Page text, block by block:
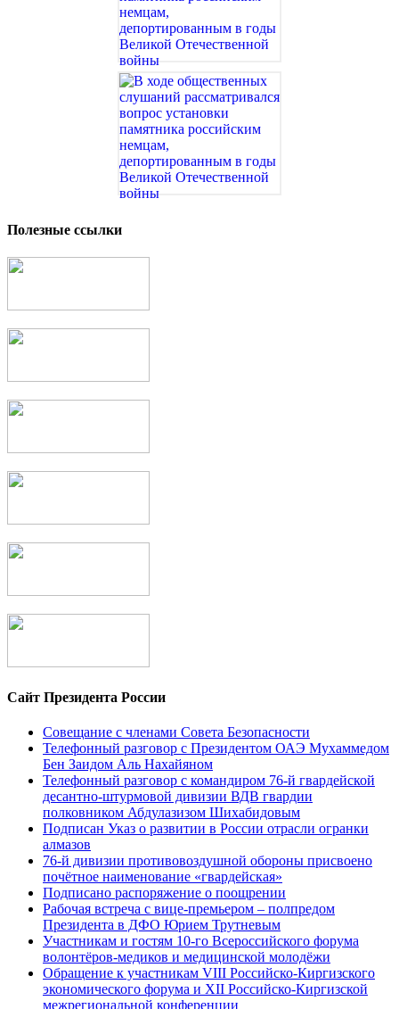
Полезные ссылки
Сайт Президента России
Совещание с членами Совета Безопасности
Телефонный разговор с Президентом ОАЭ Мухаммедом
Бен Заидом Аль Нахайяном
Телефонный разговор с командиром 76-й гвардейской
десантно-штурмовой дивизии ВДВ гвардии
полковником Абдулазизом Шихабидовым
Подписан Указ о развитии в России отрасли огранки
алмазов
76-й дивизии противовоздушной обороны присвоено
почётное наименование «гвардейская»
Подписано распоряжение о поощрении
Рабочая встреча с вице-премьером – полпредом
Президента в ДФО Юрием Трутневым
Участникам и гостям 10-го Всероссийского форума
волонтёров-медиков и медицинской молодёжи
Обращение к участникам VIII Российско-Киргизского
экономического форума и XII Российско-Киргизской
межрегиональной конференции